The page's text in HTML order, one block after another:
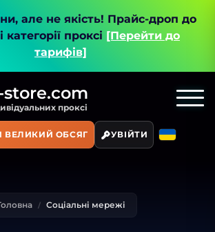
але не якість! Прайс-дроп до
категорії проксі [Перейти до
тарифів]
store.com
проксі
ВЕЛИКИЙ ОБСЯГ УВІЙТИ
Соціальні мережі